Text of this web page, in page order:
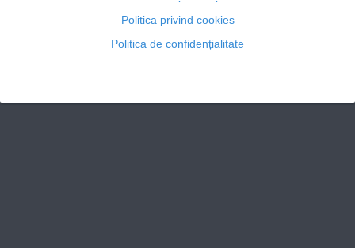
Politica privind cookies
Politica de confidențialitate